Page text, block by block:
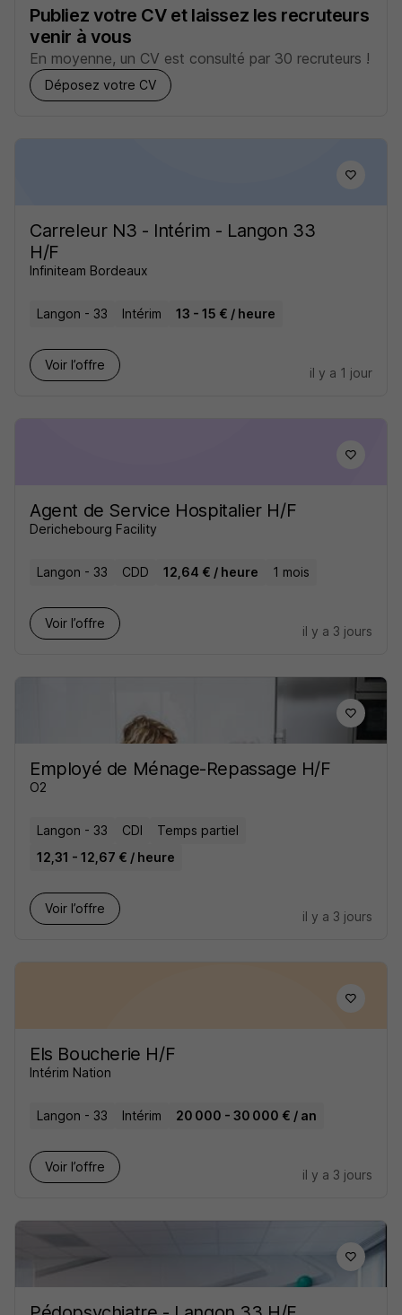
Publiez votre CV et laissez les recruteurs
venir à vous
En moyenne, un CV est consulté par 30 recruteurs !
Déposez votre CV
Carreleur N3 - Intérim - Langon 33
H/F
Infiniteam Bordeaux
Langon - 33 Intérim 13 - 15 € / heure
Voir l’offre
il y a 1 jour
Agent de Service Hospitalier H/F
Derichebourg Facility
Langon - 33 CDD 12,64 € / heure 1 mois
Voir l’offre
il y a 3 jours
Employé de Ménage-Repassage H/F
O2
Langon - 33 CDI
Temps partiel
12,31 - 12,67 € / heure
Voir l’offre
il y a 3 jours
Els Boucherie H/F
Intérim Nation
Langon - 33 Intérim 20 000 - 30 000 € / an
Voir l’offre
il y a 3 jours